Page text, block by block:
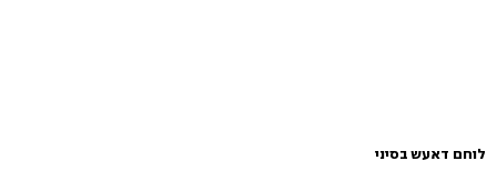
לוחם דאעש בסיני